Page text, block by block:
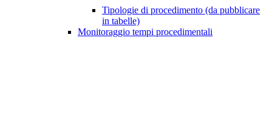
Tipologie di procedimento (da pubblicare
in tabelle)
Monitoraggio tempi procedimentali